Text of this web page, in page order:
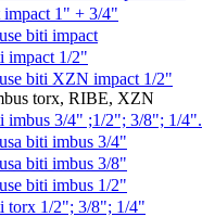
impact 1" + 3/4"
biti impact
impact 1/2"
biti XZN impact 1/2"
torx, RIBE, XZN
imbus 3/4" ;1/2"; 3/8"; 1/4".
biti imbus 3/4"
biti imbus 3/8"
biti imbus 1/2"
torx 1/2"; 3/8"; 1/4"